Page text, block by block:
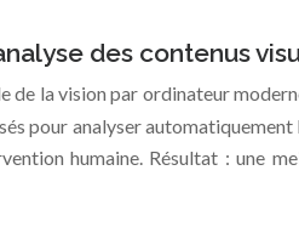
des contenus
de la vision par ordinateur
pour analyser
humaine. Résultat : une